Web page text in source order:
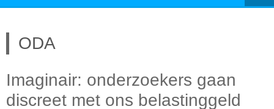
ODA
Imaginair: onderzoekers gaan
discreet met ons belastinggeld